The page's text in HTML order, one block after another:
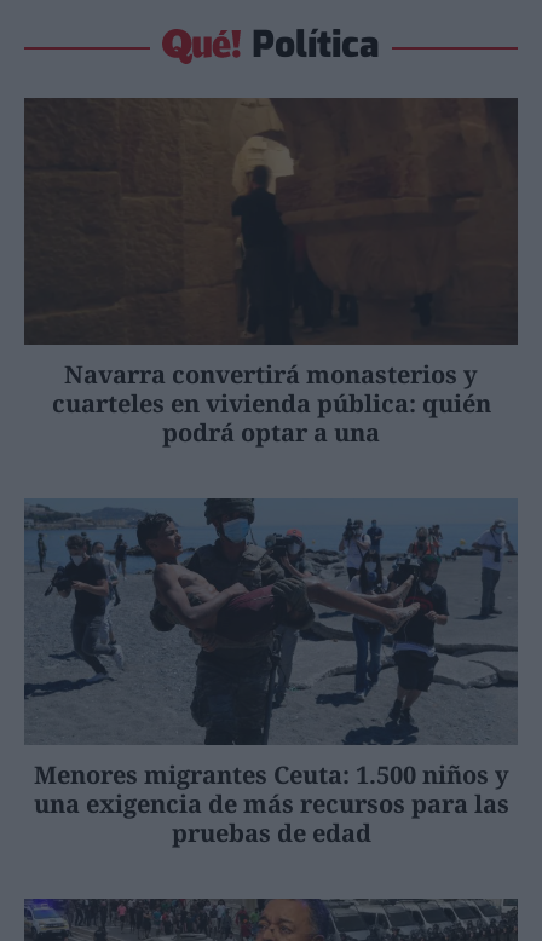
Política
Navarra convertirá monasterios y
cuarteles en vivienda pública: quién
podrá optar a una
Menores migrantes Ceuta: 1.500 niños y
una exigencia de más recursos para las
pruebas de edad